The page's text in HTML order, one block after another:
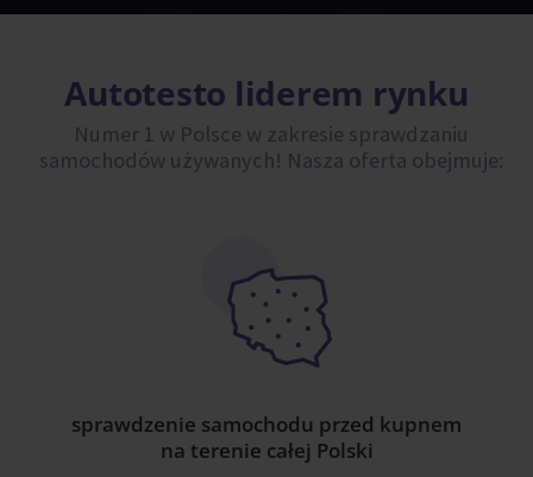
Autotesto liderem rynku
Numer 1 w Polsce w zakresie sprawdzaniu
samochodów używanych! Nasza oferta obejmuje:
sprawdzenie samochodu przed kupnem
na terenie całej Polski